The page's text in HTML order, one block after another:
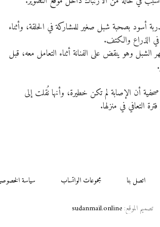
بصحبة شبل صغير للمشاركة في الحلقة، وأثناء
الذراع والكتف.
وهو ينقض على الفنانة أثناء التعامل معه، قبل
أن الإصابة لم تكن خطيرة، وأنها نُقلت إلى
التعافي في منزلها.
اتصل بنا مجموعات الواتساب سياسة
تصميم الموقع:sudanmail.online